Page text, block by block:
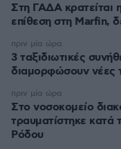
Στη ΓΑΔΑ κρατείται
επίθεση στη Marfin,
3 ταξιδιωτικές
διαμορφώσουν νέες
πριν μία ώρα
Στο νοσοκομείο
τραυματίστηκε κατά
Ρόδου
πριν μία ώρα